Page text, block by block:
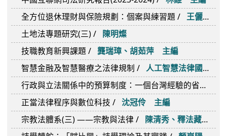
不動產登記 / 黃健彰
民事理論與實務對話(一) / 北大學法律學院民事法研究中心 主編
企業永續法令解析與實務操作──法令解析．碳盤查．永續報告 /
民法百年之回顧與展望(上) / 王澤鑑 總主編
仲裁法論 / 蔡佩芬
土地租稅與估價法實例研習 / 陳明燦
澳門刑法判例研析：裁判說理與法理闡釋(簡體版) / 陳芹
為現代文化把脈／人我交融 / 沈清松